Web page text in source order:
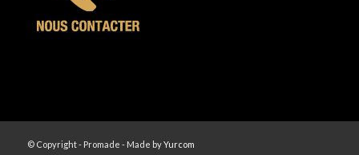
© Copyright - Promade - Made byYurcom